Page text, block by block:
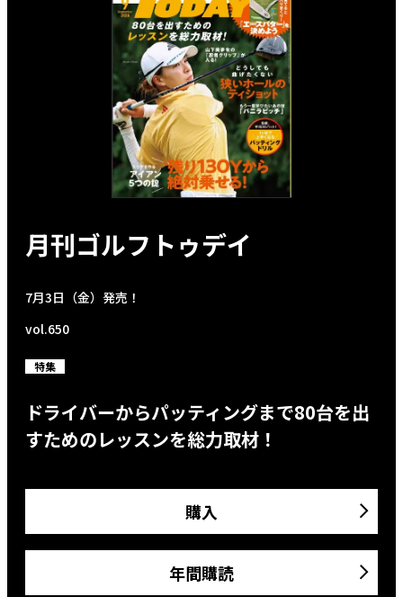
月刊ゴルフトゥデイ
7月3日（金）発売！
vol.650
特集
ドライバーからパッティングまで80台を出
すためのレッスンを総力取材！
購入
年間購読